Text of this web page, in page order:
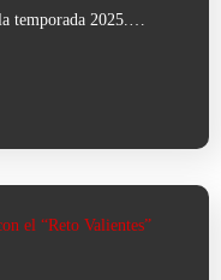
temporada 2025.…